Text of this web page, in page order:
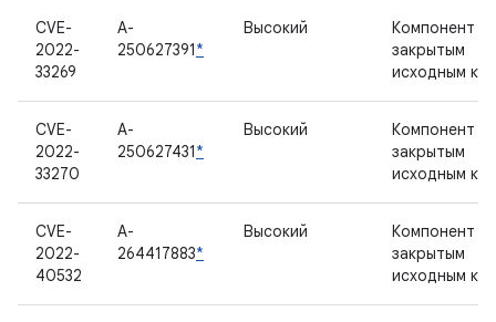
CVE-
2022-
33269
A-
250627391*
Высокий
Компонент с
закрытым
исходным
CVE-
2022-
33270
A-
250627431*
Высокий
Компонент с
закрытым
исходным
CVE-
2022-
40532
A-
264417883*
Высокий
Компонент с
закрытым
исходным